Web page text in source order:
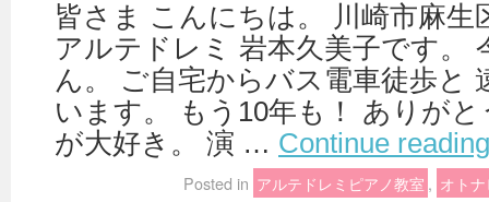
皆さま こんにちは。 川崎市麻生
アルテドレミ 岩本久美子です。
ん。 ご自宅からバス電車徒歩と
います。 もう10年も！ ありが
が大好き。 演 … Continue
Posted in アルテドレミピアノ教室 , オト